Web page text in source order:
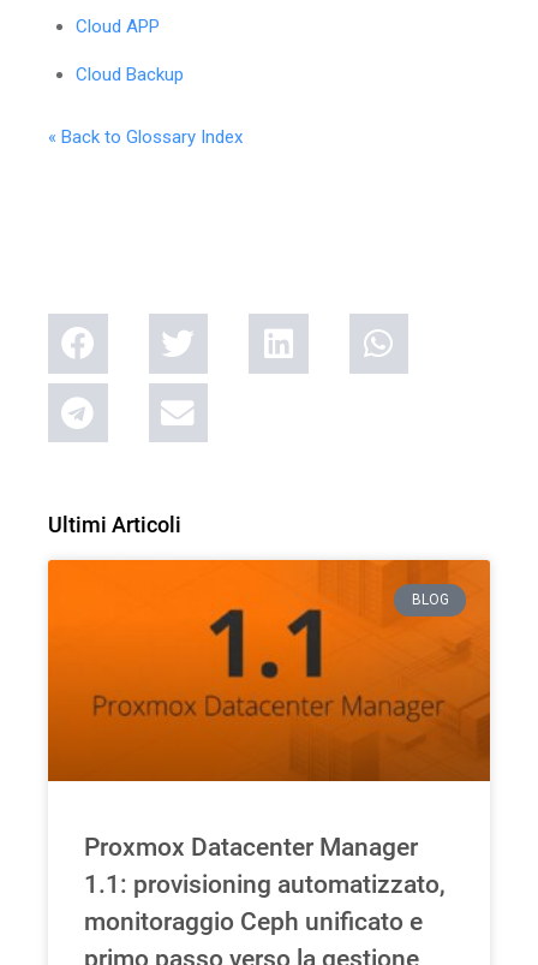
Cloud APP
Cloud Backup
« Back to Glossary Index
Ultimi Articoli
BLOG
Proxmox Datacenter Manager
1.1: provisioning automatizzato,
monitoraggio Ceph unificato e
primo passo verso la gestione